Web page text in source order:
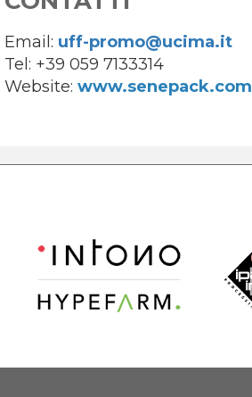
Email: uff-promo@ucima.it
Tel: +39 059 7133314
Website: www.senepack.com